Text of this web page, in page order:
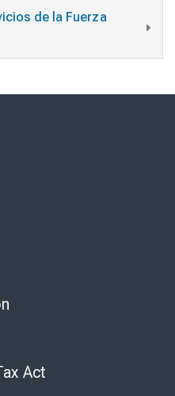
de la Fuerza
Act